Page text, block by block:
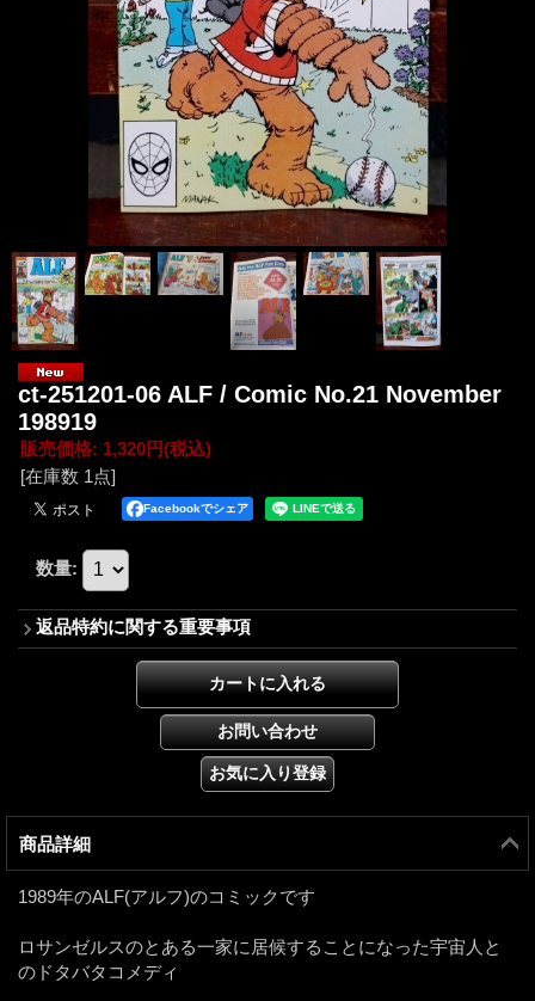
ct-251201-06 ALF / Comic No.21 November
198919
販売価格: 1,320円(税込)
[在庫数 1点]
Facebookでシェア
数量:
返品特約に関する重要事項
商品詳細
1989年のALF(アルフ)のコミックです
ロサンゼルスのとある一家に居候することになった宇宙人と
のドタバタコメディ